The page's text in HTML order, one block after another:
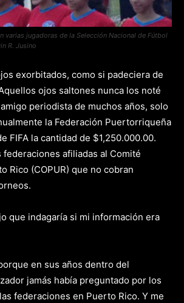
varias jugadoras de la Selección Nacional de Fútbol
R. Jusino
exorbitados, como si padeciera de
ojos saltones nunca los noté
periodista de muchos años, solo
la Federación Puertorriqueña
FIFA la cantidad de $1,250.000.00.
federaciones afiliadas al Comité
Rico (COPUR) que no cobran
que indagaría si mi información era
en sus años dentro del
jamás había preguntado por los
federaciones en Puerto Rico. Y me